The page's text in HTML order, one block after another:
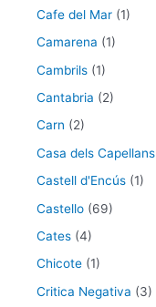
Cafe del Mar (1)
Camarena (1)
Cambrils (1)
Cantabria (2)
Carn (2)
Casa dels Capellans
Castell d'Encús (1)
Castello (69)
Cates (4)
Chicote (1)
Critica Negativa (3)